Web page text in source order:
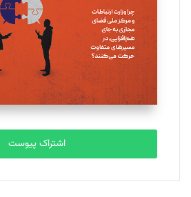
ملینا جعفری
تحریریه
مصطفی مسجدی آرانی
تحریریه
بابک نقاش
تحریریه
اشتراک پیوست